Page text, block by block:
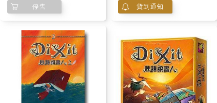
停售 貨到通知